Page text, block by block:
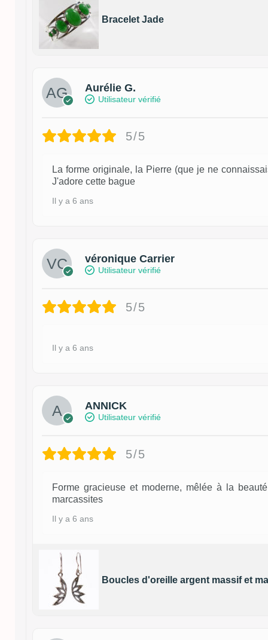
Bracelet Jade
Aurélie G.
Utilisateur vérifié
5/5
La forme originale, la Pierre (que je ne
J'adore cette bague
Il y a 6 ans
véronique Carrier
Utilisateur vérifié
5/5
Il y a 6 ans
ANNICK
Utilisateur vérifié
5/5
Forme gracieuse et moderne, mêlée à la
marcassites
Il y a 6 ans
Boucles d'oreille argent massif et